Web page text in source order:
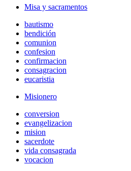
Misa y sacramentos
bautismo
bendición
comunion
confesion
confirmacion
consagracion
eucaristia
Misionero
conversion
evangelizacion
mision
sacerdote
vida consagrada
vocacion